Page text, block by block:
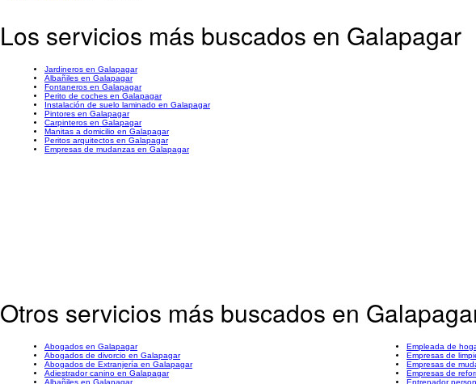
Los servicios más buscados en Galapagar
Jardineros en Galapagar
Albañiles en Galapagar
Fontaneros en Galapagar
Perito de coches en Galapagar
Instalación de suelo laminado en Galapagar
Pintores en Galapagar
Carpinteros en Galapagar
Manitas a domicilio en Galapagar
Peritos arquitectos en Galapagar
Empresas de mudanzas en Galapagar
Otros servicios más buscados en
Abogados en Galapagar
Abogados de divorcio en Galapagar
Abogados de Extranjería en Galapagar
Adiestrador canino en Galapagar
Albañiles en Galapagar
Empleada de
Empresas de
Empresas de
Empresas de
Entrenador